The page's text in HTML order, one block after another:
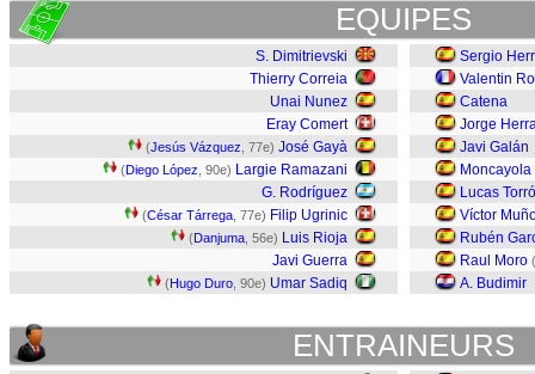
EQUIPES
S. Dimitrievski
Thierry Correia
Unai Nunez
Eray Comert
(Jesús Vázquez , 77e) José Gayà
(Diego López , 90e) Largie Ramazani
G. Rodríguez
(César Tárrega , 77e) Filip Ugrinic
(Danjuma , 56e) Luis Rioja
Javi Guerra
(Hugo Duro , 90e) Umar Sadiq
Sergio
Valentin
Catena
Jorge
Javi Galán
Moncayola
Lucas Torró
Víctor
Rubén
Raul Moro (
A. Budimir
ENTRAINEURS